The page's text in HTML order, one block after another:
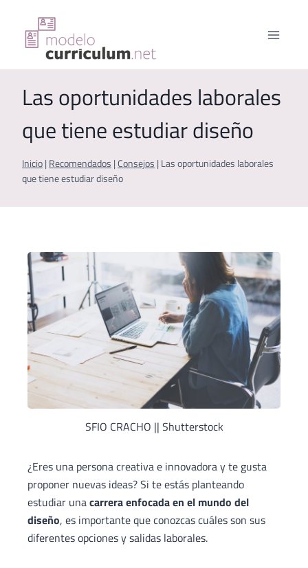
contenido
Las oportunidades laborales
que tiene estudiar diseño
Inicio | Recomendados | Consejos | Las oportunidades laborales
que tiene estudiar diseño
SFIO CRACHO || Shutterstock
¿Eres una persona creativa e innovadora y te gusta
proponer nuevas ideas? Si te estás planteando
estudiar unacarrera enfocada en el mundo del
diseño, es importante que conozcas cuáles son sus
diferentes opciones y salidas laborales.